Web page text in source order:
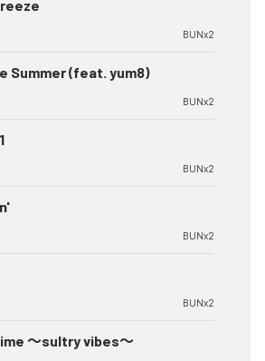
BUNx2
Summer (feat. yum8)
BUNx2
BUNx2
BUNx2
BUNx2
〜sultry vibes〜